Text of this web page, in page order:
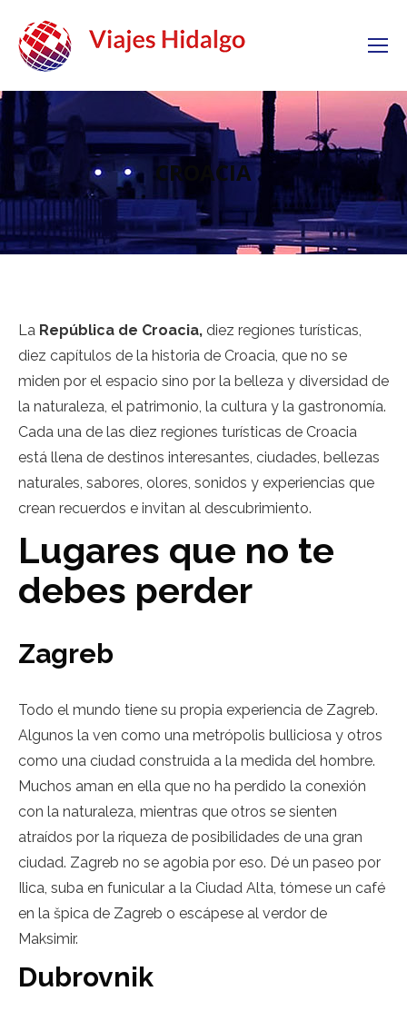
CROACIA
La República de Croacia, diez regiones turísticas,
diez capítulos de la historia de Croacia, que no se
miden por el espacio sino por la belleza y diversidad de
la naturaleza, el patrimonio, la cultura y la gastronomía.
Cada una de las diez regiones turísticas de Croacia
está llena de destinos interesantes, ciudades, bellezas
naturales, sabores, olores, sonidos y experiencias que
crean recuerdos e invitan al descubrimiento.
Lugares que no te
debes perder
Zagreb
Todo el mundo tiene su propia experiencia de Zagreb.
Algunos la ven como una metrópolis bulliciosa y otros
como una ciudad construida a la medida del hombre.
Muchos aman en ella que no ha perdido la conexión
con la naturaleza, mientras que otros se sienten
atraídos por la riqueza de posibilidades de una gran
ciudad. Zagreb no se agobia por eso. Dé un paseo por
Ilica, suba en funicular a la Ciudad Alta, tómese un café
en la špica de Zagreb o escápese al verdor de
Maksimir.
Dubrovnik